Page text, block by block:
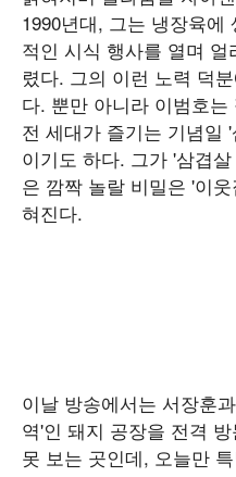
1990년대, 그는 냉장육에
적인 시식 행사를 열며
렸다. 그의 이런 노력 덕
다. 뿐만 아니라 이범호
전 세대가 즐기는 기념일
이기도 하다. 그가 '삼겹
은 깜짝 놀랄 비밀은 '이
혀진다.
이날 방송에서는 서장훈
역'인 돼지 공장을 전격
못 보는 곳인데, 오늘만